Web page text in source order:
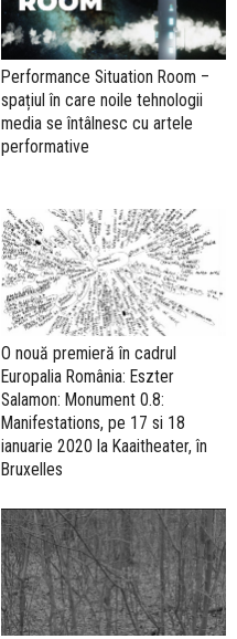
Performance Situation Room –
spațiul în care noile tehnologii
media se întâlnesc cu artele
performative
O nouă premieră în cadrul
Europalia România: Eszter
Salamon: Monument 0.8:
Manifestations, pe 17 si 18
ianuarie 2020 la Kaaitheater, în
Bruxelles